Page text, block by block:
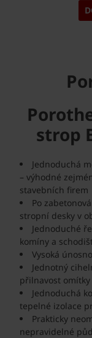
strop
Jednoduchá
– výhodné
stavebních firem
Po
stropní desky v
Jednoduché
komíny a
Vysoká
Jednotný
přilnavost omítky
Jednoduchá
tepelné izolace
Prakticky
nepravidelné